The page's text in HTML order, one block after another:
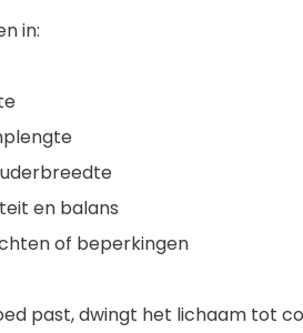
in:
en balans
of beperkingen
past, dwingt het lichaam tot